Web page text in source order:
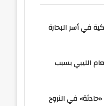
في أسر البحارة
الليبي بسبب
«حادثة» في النروج